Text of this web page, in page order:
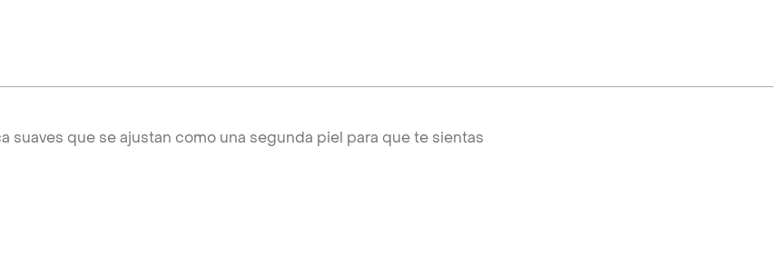
que se ajustan como una segunda piel para que te sientas